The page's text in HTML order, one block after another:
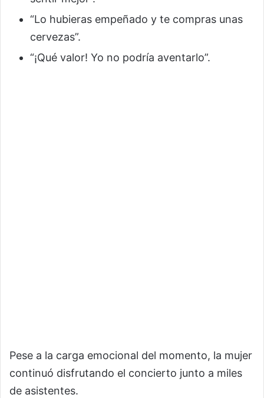
“Lo hubieras empeñado y te compras unas
cervezas”.
“¡Qué valor! Yo no podría aventarlo”.
Pese a la carga emocional del momento, la mujer
continuó disfrutando el concierto junto a miles
de asistentes.